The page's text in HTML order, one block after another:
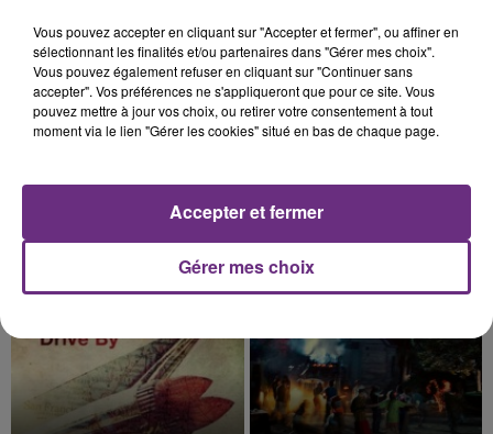
7 août 2026
LE MAGASIN JOUÉCLUB DE REIMS FERME
SES PORTES
rémois. Le magasin JouéClub est contraint de
fermer ses portes.
TITRES DIFFUSÉS
Vous pouvez accepter en cliquant sur "Accepter et fermer", ou affiner en
sélectionnant les finalités et/ou partenaires dans "Gérer mes choix".
Vous pouvez également refuser en cliquant sur "Continuer sans
accepter". Vos préférences ne s'appliqueront que pour ce site. Vous
pouvez mettre à jour vos choix, ou retirer votre consentement à tout
moment via le lien "Gérer les cookies" situé en bas de chaque page.
Gérer mes choix
Accepter et fermer